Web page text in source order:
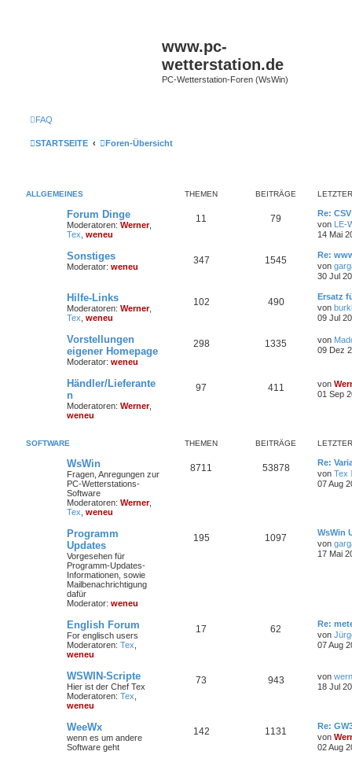
www.pc-
wetterstation.de
PC-Wetterstation-Foren (WsWin)
FAQ
STARTSEITE Foren-Übersicht
ALLGEMEINES THEMEN BEITRÄGE
Forum Dinge
Moderatoren: Werner,
Tex weneu
11 79
Re:
von LE-
14 Mai
Sonstiges
Moderator: weneu
347 1545
Re:
von
30 Jul
Hilfe-Links
Moderatoren: Werner,
Tex weneu
102 490
Ersatz
von
09 Jul
Vorstellungen
eigener Homepage
Moderator: weneu
298 1335 von
09 Dez
Händler/Lieferante
n
Moderatoren: Werner,
weneu
97 411 von
01 Sep
SOFTWARE THEMEN BEITRÄGE
WsWin
Fragen, Anregungen zur
PC-Wetterstations-
Software
Moderatoren: Werner,
Tex weneu
8711 53878
Re:
von Tex
07 Aug
Programm
Updates
Vorgesehen für
Programm-Updates-
Informationen, sowie
Mailbenachrichtigung
dafür
Moderator: weneu
195 1097
WsWin
von
17 Mai
English Forum
For englisch users
Moderatoren: Tex
weneu
17 62
Re:
von
07 Aug
WSWIN-Scripte
Hier ist der Chef Tex
Moderatoren: Tex
weneu
73 943 von
18 Jul
WeeWx
wenn es um andere
Software geht
142 1131
Re:
von
02 Aug